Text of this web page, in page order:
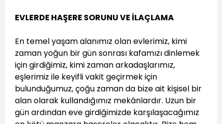
EVLERDE HAŞERE SORUNU VE İLAÇLAMA
En temel yaşam alanımız olan evlerimiz, kimi
zaman yoğun bir gün sonrası kafamızı dinlemek
için girdiğimiz, kimi zaman arkadaşlarımız,
eşlerimiz ile keyifli vakit geçirmek için
bulunduğumuz, çoğu zaman da bize ait kişisel bir
alan olarak kullandığımız mekânlardır. Uzun bir
gün ardından eve girdiğimizde karşılaşacağımız